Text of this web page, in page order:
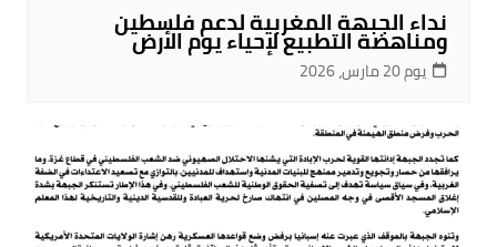
نداء الجبهة المغربية لدعم فلسطين
ومناهضة التطبيع لإحياء يوم الأرض
يوم 20 مارس، 2026